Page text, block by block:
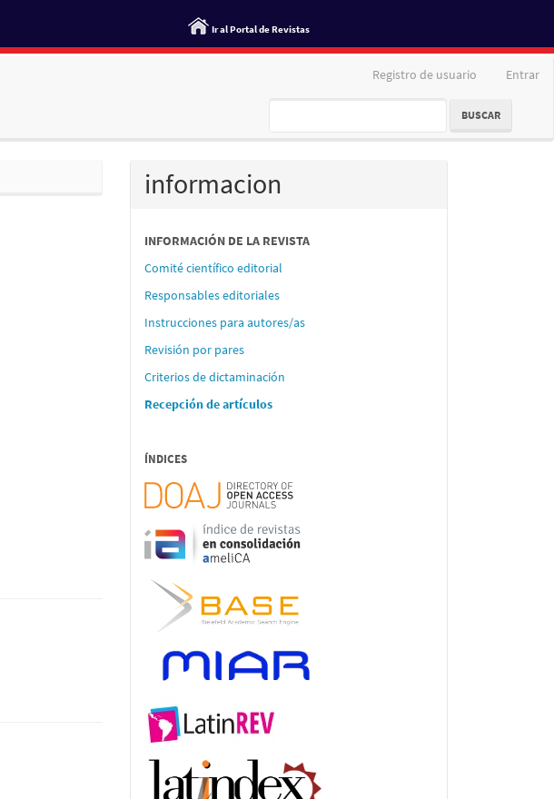
Ir al Portal de Revistas
Registro de usuario Entrar
BUSCAR
informacion
INFORMACIÓN DE LA REVISTA
Comité científico editorial
Responsables editoriales
Instrucciones para autores/as
Revisión por pares
Criterios de dictaminación
Recepción de artículos
ÍNDICES